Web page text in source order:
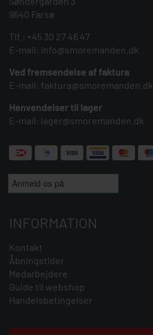
9640 Farsø
Tlf.: +45 30 27 46 47
E-mail: info@smoremanden.dk
Ved fremsendelse af faktura
E-mail: faktura@smoremanden.dk
Henvendelser til lager
E-mail: lager@smoremanden.dk
INFORMATION
Kontakt
Åbningstider
Medarbejdere
Guide til webshop
Handelsbetingelser